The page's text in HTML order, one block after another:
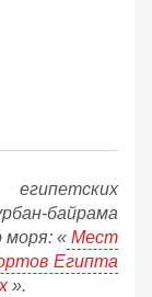
байрама
моря: « Мест
Египта
».